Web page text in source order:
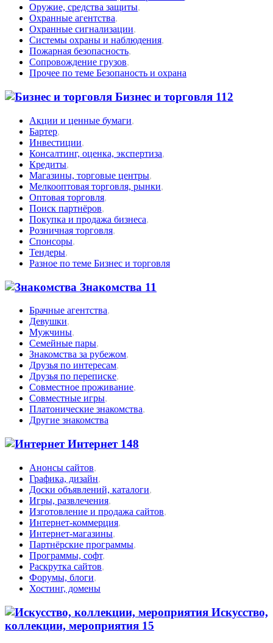
Оружие, средства защиты,
Охранные агентства,
Охранные сигнализации,
Системы охраны и наблюдения,
Пожарная безопасность,
Сопровождение грузов,
Прочее по теме Безопаность и охрана
Бизнес и торговля 112
Акции и ценные бумаги,
Бартер,
Инвестиции,
Консалтинг, оценка, экспертиза,
Кредиты,
Магазины, торговые центры,
Мелкооптовая торговля, рынки,
Оптовая торговля,
Поиск партнёров,
Покупка и продажа бизнеса,
Розничная торговля,
Спонсоры,
Тендеры,
Разное по теме Бизнес и торговля
Знакомства 11
Брачные агентства,
Девушки,
Мужчины,
Семейные пары,
Знакомства за рубежом,
Друзья по интересам,
Друзья по переписке,
Совместное проживание,
Совместные игры,
Платонические знакомства,
Другие знакомства
Интернет 148
Анонсы сайтов,
Графика, дизайн,
Доски объявлений, каталоги,
Игры, развлечения,
Изготовление и продажа сайтов,
Интернет-коммерция,
Интернет-магазины,
Партнёрские программы,
Программы, софт,
Раскрутка сайтов,
Форумы, блоги,
Хостинг, домены
Искусство,
коллекции, мероприятия 15